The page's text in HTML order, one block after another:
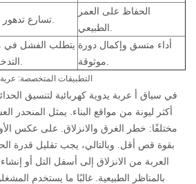
الحفاظ على العمر
يتطلب الفشل في أداء متسق وإكمال دورة
التطبيقات المتخصصة: عربة
في سياق أ عربة يدوية كهربائية لتنسيق
مختلفًا: خطر الغرق والانزلاق. على عكس
بقوة قص أقل. وبالتالي، يجب تقليل قدرة
العربة من الانزلاق إلى أسفل التل أو
بالمناظر الطبيعية. غالبًا ما يستخدم